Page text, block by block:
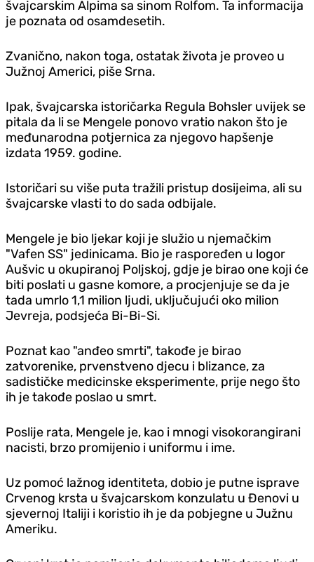
švajcarskim Alpima sa sinom Rolfom. Ta informacija
je poznata od osamdesetih.
Zvanično, nakon toga, ostatak života je proveo u
Južnoj Americi, piše Srna.
Ipak, švajcarska istoričarka Regula Bohsler uvijek se
pitala da li se Mengele ponovo vratio nakon što je
međunarodna potjernica za njegovo hapšenje
izdata 1959. godine.
Istoričari su više puta tražili pristup dosijeima, ali su
švajcarske vlasti to do sada odbijale.
Mengele je bio ljekar koji je služio u njemačkim
"Vafen SS" jedinicama. Bio je raspoređen u logor
Aušvic u okupiranoj Poljskoj, gdje je birao one koji će
biti poslati u gasne komore, a procjenjuje se da je
tada umrlo 1,1 milion ljudi, uključujući oko milion
Jevreja, podsjeća Bi-Bi-Si.
Poznat kao "anđeo smrti", takođe je birao
zatvorenike, prvenstveno djecu i blizance, za
sadističke medicinske eksperimente, prije nego što
ih je takođe poslao u smrt.
Poslije rata, Mengele je, kao i mnogi visokorangirani
nacisti, brzo promijenio i uniformu i ime.
Uz pomoć lažnog identiteta, dobio je putne isprave
Crvenog krsta u švajcarskom konzulatu u Đenovi u
sjevernoj Italiji i koristio ih je da pobjegne u Južnu
Ameriku.